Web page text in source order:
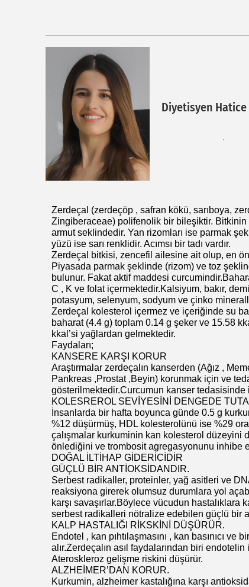
Diyetisyen Hatice
Zerdeçal (zerdeçöp , safran kökü, sarıboya,
Zingiberaceae) polifenolik bir bileşiktir. Bitkinin
armut seklindedir. Yan rizomları ise parmak
yüzü ise sarı renklidir. Acımsı bir tadı vardır.
Zerdeçal bitkisi, zencefil ailesine ait olup, en
Piyasada parmak şeklinde (rizom) ve toz
bulunur. Fakat aktif maddesi
C , K ve folat içermektedir.Kalsiyum, bakır,
potasyum, selenyum, sodyum ve çinko
Zerdeçal kolesterol içermez ve içeriğinde su
baharat (4.4 g) toplam 0.14 g şeker ve 15.58
kkal’si yağlardan gelmektedir.
Faydaları;
KANSERE KARŞI KORUR
Araştırmalar zerdeçalın kanserden (Ağız ,
Pankreas ,Prostat ,Beyin) korunmak için ve
gösterilmektedir.Curcumun kanser tedasisinde
KOLESREROL SEVİYESİNİ DENGEDE
İnsanlarda bir hafta boyunca günde 0.5 g
%12 düşürmüş, HDL kolesterolünü ise %29
çalışmalar kurkuminin kan kolesterol düzeyini
önlediğini ve trombosit agregasyonunu inhibe
DOĞAL İLTİHAP GİDERİCİDİR
GÜÇLÜ BİR ANTİOKSİDANDIR.
Serbest radikaller, proteinler, yağ asitleri ve
reaksiyona girerek olumsuz durumlara yol
karşı savaşırlar.Böylece vücudun hastalıklara
serbest radikalleri nötralize edebilen güçlü bir
KALP HASTALIĞI RİKSKİNİ DÜŞÜRÜR.
Endotel , kan pıhtılaşmasını , kan basınıcı
alır.Zerdeçalın asıl faydalarından biri
Ateroskleroz gelişme riskini düşürür.
ALZHEİMER’DAN KORUR.
Kurkumin, alzheimer kastalığına karşı